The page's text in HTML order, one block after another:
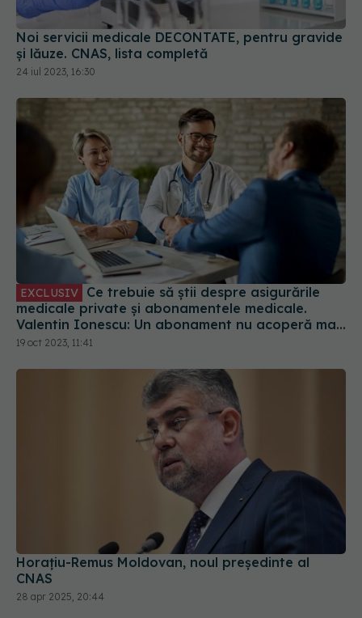
Noi servicii medicale DECONTATE, pentru gravide
și lăuze. CNAS, lista completă
24 iul 2023, 16:30
EXCLUSIV
medicale private și abonamentele medicale.
Valentin Ionescu: Un abonament nu acoperă mai
nimic. Vă induc în eroare
19 oct 2023, 11:41
Horaţiu-Remus Moldovan, noul președinte al
CNAS
28 apr 2025, 20:44